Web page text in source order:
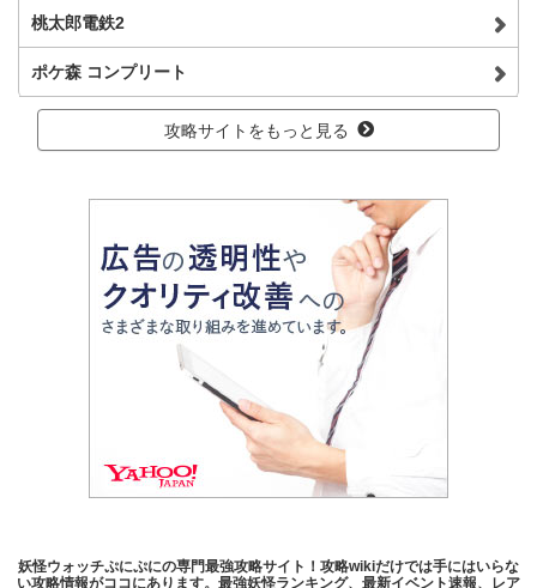
桃太郎電鉄2
ポケ森 コンプリート
攻略サイトをもっと見る
妖怪ウォッチぷにぷにの専門最強攻略サイト！攻略wikiだけでは手にはいらな
い攻略情報がココにあります。最強妖怪ランキング、最新イベント速報、レア